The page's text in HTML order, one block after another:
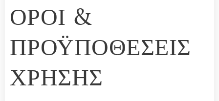
ΟΡΟΙ &
ΠΡΟΫΠΟΘΕΣΕΙΣ
ΧΡΗΣΗΣ